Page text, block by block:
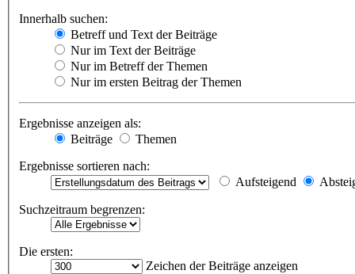
Innerhalb suchen:
Betreff und Text der Beiträge
Nur im Text der Beiträge
Nur im Betreff der Themen
Nur im ersten Beitrag der Themen
Ergebnisse anzeigen als:
Beiträge
Themen
Ergebnisse sortieren nach:
Aufsteigend
Suchzeitraum begrenzen:
Die ersten:
Zeichen der Beiträge anzeigen